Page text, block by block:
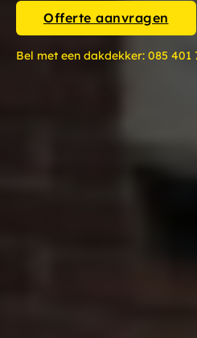
Offerte aanvragen
Bel met een dakdekker: 085 401